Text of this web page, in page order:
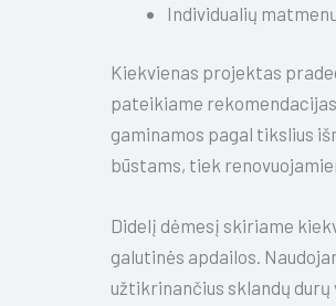
Individualių
Kiekvienas projektas
pateikiame
gaminamos pagal tikslius
būstams, tiek
Didelį dėmesį skiriame
galutinės apdailos.
užtikrinančius sklandų